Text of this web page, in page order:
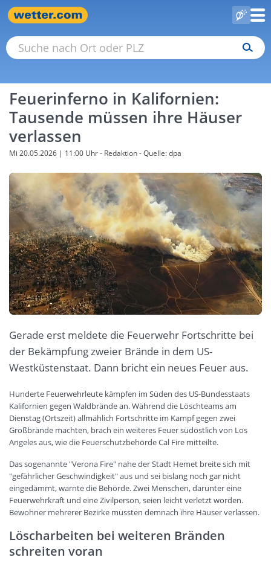
Feuerinferno in Kalifornien:
Tausende müssen ihre Häuser
verlassen
Mi 20.05.2026 | 11:00 Uhr- Redaktion - Quelle: dpa
Gerade erst meldete die Feuerwehr Fortschritte bei
der Bekämpfung zweier Brände in dem US-
Westküstenstaat. Dann bricht ein neues Feuer aus.
Hunderte Feuerwehrleute kämpfen im Süden des US-Bundesstaats
Kalifornien gegen Waldbrände an. Während die Löschteams am
Dienstag (Ortszeit) allmählich Fortschritte im Kampf gegen zwei
Großbrände machten, brach ein weiteres Feuer südöstlich von Los
Angeles aus, wie die Feuerschutzbehörde Cal Fire mitteilte.
Das sogenannte "Verona Fire" nahe der Stadt Hemet breite sich mit
"gefährlicher Geschwindigkeit" aus und sei bislang noch gar nicht
eingedämmt, warnte die Behörde. Zwei Menschen, darunter eine
Feuerwehrkraft und eine Zivilperson, seien leicht verletzt worden.
Bewohner mehrerer Bezirke mussten demnach ihre Häuser verlassen.
Löscharbeiten bei weiteren Bränden
schreiten voran